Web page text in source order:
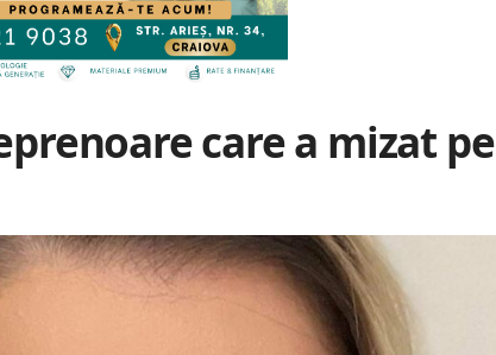
care a mizat pe